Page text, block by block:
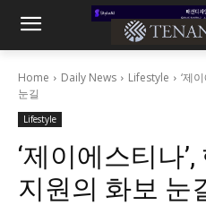
Home Daily News Lifestyle
‘제
눈길
Lifestyle
‘제이에스티나
지원의 화보 눈